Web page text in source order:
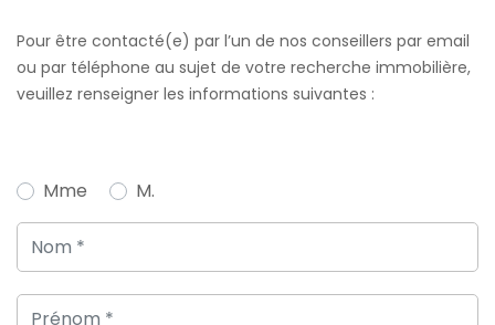
Pour être contacté(e) par l’un de nos conseillers par email
ou par téléphone au sujet de votre recherche immobilière,
veuillez renseigner les informations suivantes :
Mme M.